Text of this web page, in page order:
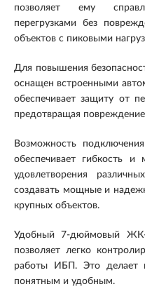
позволяет ему
перегрузками без
объектов с пиковыми
Для повышения
оснащен встроенными
обеспечивает защиту от
предотвращая
Возможность
обеспечивает гибкость
удовлетворения
создавать мощные и
крупных объектов.
Удобный 7-дюймовый ЖК-
позволяет легко
работы ИБП. Это делает
понятным и удобным.